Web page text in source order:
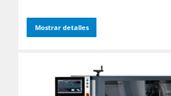
Mostrar detalles